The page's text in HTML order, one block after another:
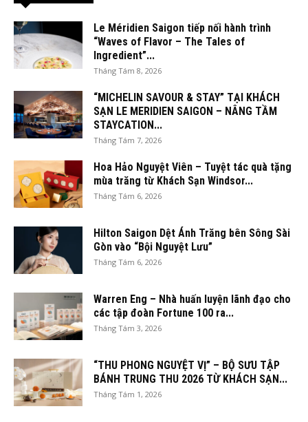
Le Méridien Saigon tiếp nối hành trình
“Waves of Flavor – The Tales of
Ingredient”...
Tháng Tám 8, 2026
“MICHELIN SAVOUR & STAY” TẠI KHÁCH
SẠN LE MERIDIEN SAIGON – NÂNG TẦM
STAYCATION...
Tháng Tám 7, 2026
Hoa Hảo Nguyệt Viên – Tuyệt tác quà tặng
mùa trăng từ Khách Sạn Windsor...
Tháng Tám 6, 2026
Hilton Saigon Dệt Ánh Trăng bên Sông Sài
Gòn vào “Bội Nguyệt Lưu”
Tháng Tám 6, 2026
Warren Eng – Nhà huấn luyện lãnh đạo cho
các tập đoàn Fortune 100 ra...
Tháng Tám 3, 2026
“THU PHONG NGUYỆT VỊ” – BỘ SƯU TẬP
BÁNH TRUNG THU 2026 TỪ KHÁCH SẠN...
Tháng Tám 1, 2026